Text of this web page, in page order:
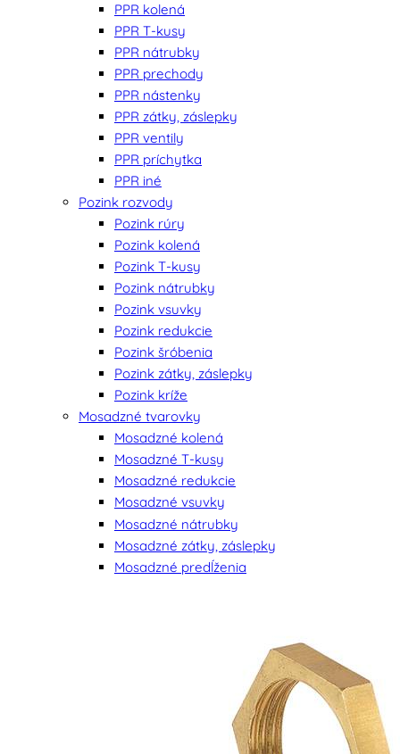
PPR kolená
PPR T-kusy
PPR nátrubky
PPR prechody
PPR nástenky
PPR zátky, záslepky
PPR ventily
PPR príchytka
PPR iné
Pozink rozvody
Pozink rúry
Pozink kolená
Pozink T-kusy
Pozink nátrubky
Pozink vsuvky
Pozink redukcie
Pozink šróbenia
Pozink zátky, záslepky
Pozink kríže
Mosadzné tvarovky
Mosadzné kolená
Mosadzné T-kusy
Mosadzné redukcie
Mosadzné vsuvky
Mosadzné nátrubky
Mosadzné zátky, záslepky
Mosadzné predĺženia